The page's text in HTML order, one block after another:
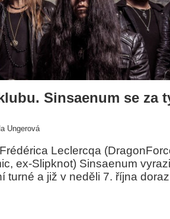
Sinsaenum se za
Ungerová
Leclercqa
ex-Slipknot) Sinsaenum
turné a již v neděli 7. října